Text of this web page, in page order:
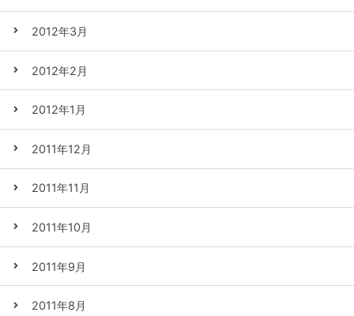
2012年3月
2012年2月
2012年1月
2011年12月
2011年11月
2011年10月
2011年9月
2011年8月